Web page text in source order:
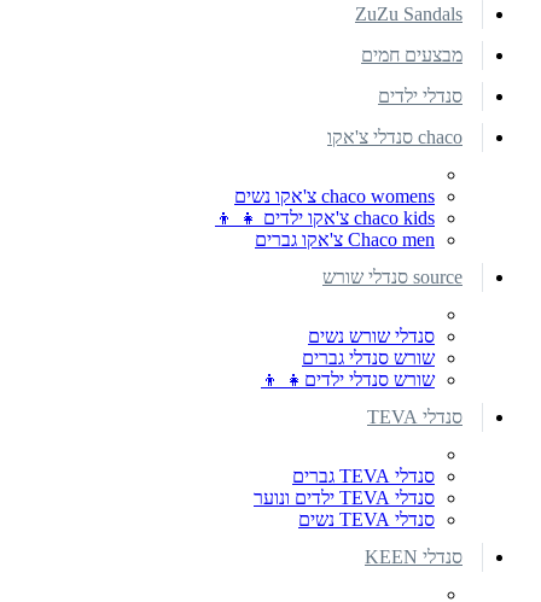
ZuZu Sandals
מבצעים חמים
סנדלי ילדים
chaco סנדלי צ'אקו
chaco womens צ'אקו נשים
chaco kids צ'אקו ילדים 👧 👦
Chaco men צ'אקו גברים
source סנדלי שורש
סנדלי שורש נשים
שורש סנדלי גברים
שורש סנדלי ילדים👧 👦
סנדלי TEVA
סנדלי TEVA גברים
סנדלי TEVA ילדים ונוער
סנדלי TEVA נשים
סנדלי KEEN